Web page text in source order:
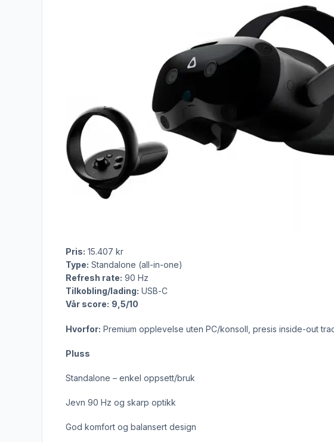
Pris: 15.407 kr
Type: Standalone (all-in-one)
Refresh rate: 90 Hz
Tilkobling/lading: USB-C
Vår score: 9,5/10
Hvorfor: Premium opplevelse uten PC/konsoll, presis inside-out
Pluss
Standalone – enkel oppsett/bruk
Jevn 90 Hz og skarp optikk
God komfort og balansert design